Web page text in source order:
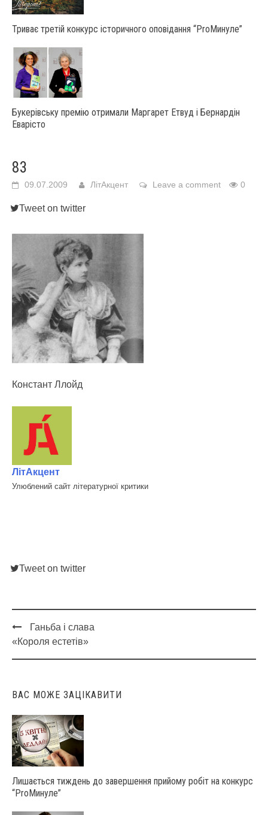
Триває третій конкурс історичного оповідання “ProМинуле”
Букерівську премію отримали Маргарет Етвуд і Бернардін
Еварісто
83
09.07.2009 ЛітАкцент Leave a comment 0
Tweet on twitter
Констант Ллойд
ЛітАкцент
Улюблений сайт літературної критики
Tweet on twitter
Post
navigation
Ганьба і слава
«Короля естетів»
ВАС МОЖЕ ЗАЦІКАВИТИ
Лишається тиждень до завершення прийому робіт на конкурс
“ProМинуле”